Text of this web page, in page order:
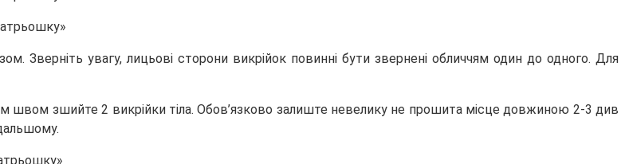
Зверніть увагу, лицьові сторони викрійок повинні бути звернені обличчям один до одного. Для
зшийте 2 викрійки тіла. Обов’язково залиште невелику не прошита місце довжиною 2-3 див